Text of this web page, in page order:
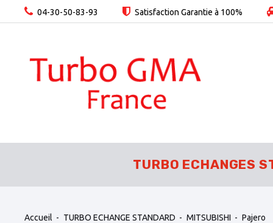
04-30-50-83-93 Satisfaction Garantie à 100%
TURBO ECHANGES
Accueil TURBO ECHANGE STANDARD MITSUBISHI Pajero